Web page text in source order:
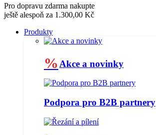
Pro dopravu zdarma nakupte
ještě alespoň za 1.300,00 Kč
Produkty
% Akce a novinky
Podpora pro B2B partnery